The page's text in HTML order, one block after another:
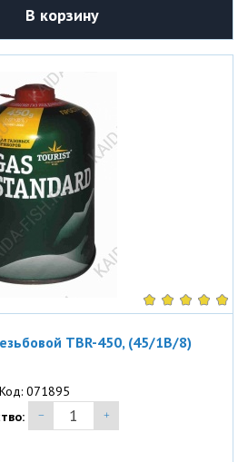
В корзину
TBR-450, (45/1B/8)
Код: 071895